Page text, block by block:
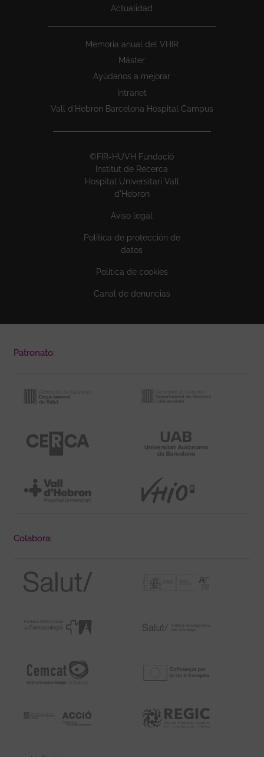
Actualidad
Memoria anual del VHIR
Máster
Ayúdanos a mejorar
Intranet
Vall d’Hebron Barcelona Hospital Campus
©FIR-HUVH Fundació
Institut de Recerca
Hospital Universitari Vall
d'Hebron
Aviso legal
Política de protección de
datos
Política de cookies
Canal de denuncias
Patronato:
Colabora: